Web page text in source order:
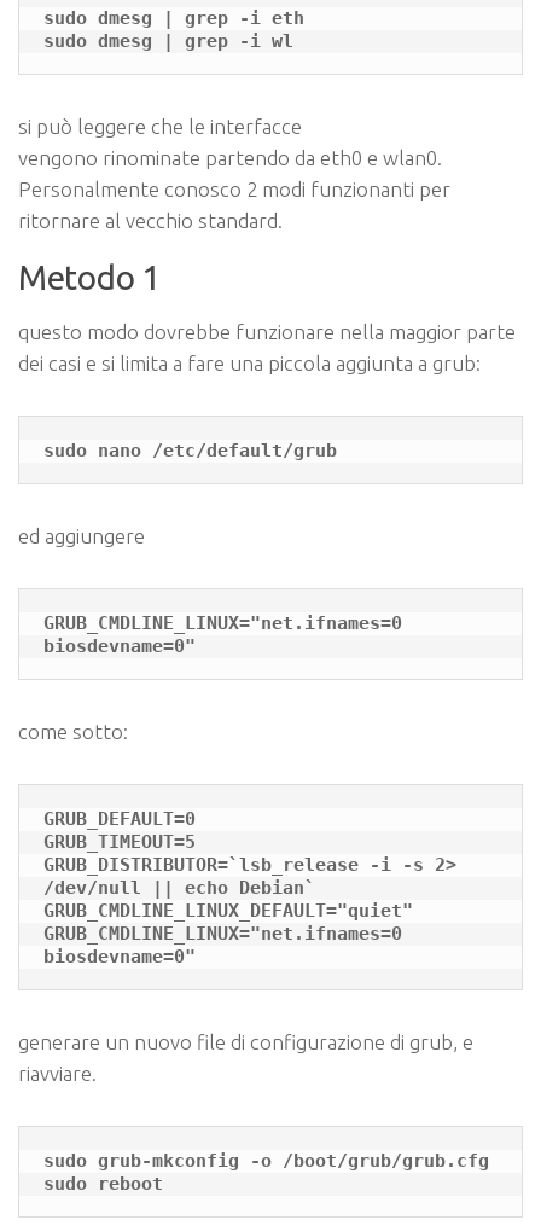
sudo dmesg | grep -i eth
sudo dmesg | grep -i wl
si può leggere che le interfacce
vengono rinominate partendo da eth0 e wlan0.
Personalmente conosco 2 modi funzionanti per
ritornare al vecchio standard.
Metodo 1
questo modo dovrebbe funzionare nella maggior parte
dei casi e si limita a fare una piccola aggiunta a grub:
sudo nano /etc/default/grub
ed aggiungere
GRUB_CMDLINE_LINUX="net.ifnames=0
biosdevname=0"
come sotto:
GRUB_DEFAULT=0
GRUB_TIMEOUT=5
GRUB_DISTRIBUTOR=`lsb_release -i -s 2>
/dev/null || echo Debian`
GRUB_CMDLINE_LINUX_DEFAULT="quiet"
GRUB_CMDLINE_LINUX="net.ifnames=0
biosdevname=0"
generare un nuovo file di configurazione di grub, e
riavviare.
sudo grub-mkconfig -o /boot/grub/grub.cfg
sudo reboot